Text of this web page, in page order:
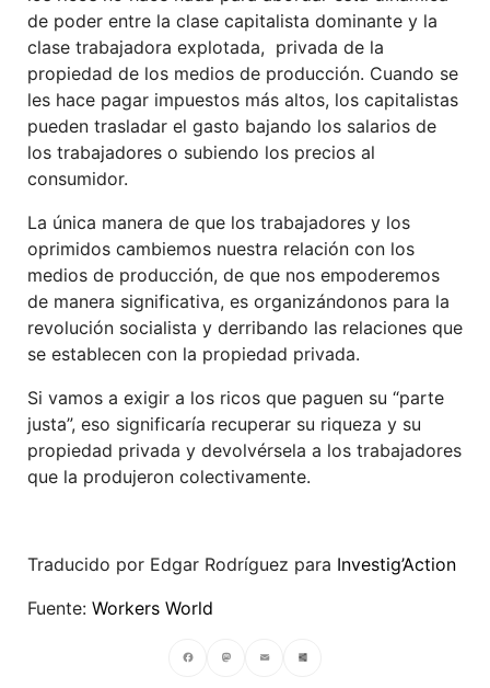
de poder entre la clase capitalista dominante y la
clase trabajadora explotada, privada de la
propiedad de los medios de producción. Cuando se
les hace pagar impuestos más altos, los capitalistas
pueden trasladar el gasto bajando los salarios de
los trabajadores o subiendo los precios al
consumidor.
La única manera de que los trabajadores y los
oprimidos cambiemos nuestra relación con los
medios de producción, de que nos empoderemos
de manera significativa, es organizándonos para la
revolución socialista y derribando las relaciones que
se establecen con la propiedad privada.
Si vamos a exigir a los ricos que paguen su “parte
justa”, eso significaría recuperar su riqueza y su
propiedad privada y devolvérsela a los trabajadores
que la produjeron colectivamente.
Traducido por Edgar Rodríguez para Investig’Action
Fuente: Workers World